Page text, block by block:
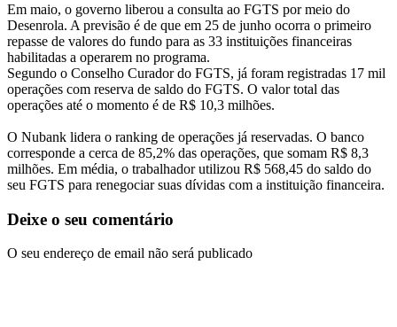
Em maio, o governo liberou a consulta ao FGTS por meio do
Desenrola. A previsão é de que em 25 de junho ocorra o primeiro
repasse de valores do fundo para as 33 instituições financeiras
habilitadas a operarem no programa.
Segundo o Conselho Curador do FGTS, já foram registradas 17 mil
operações com reserva de saldo do FGTS. O valor total das
operações até o momento é de R$ 10,3 milhões.
O Nubank lidera o ranking de operações já reservadas. O banco
corresponde a cerca de 85,2% das operações, que somam R$ 8,3
milhões. Em média, o trabalhador utilizou R$ 568,45 do saldo do
seu FGTS para renegociar suas dívidas com a instituição financeira.
Deixe o seu comentário
O seu endereço de email não será publicado